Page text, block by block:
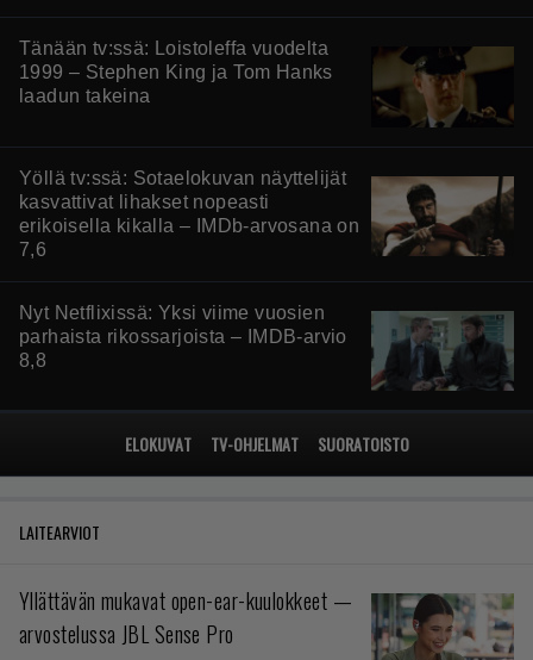
Tänään tv:ssä: Loistoleffa vuodelta
1999 – Stephen King ja Tom Hanks
laadun takeina
Yöllä tv:ssä: Sotaelokuvan näyttelijät
kasvattivat lihakset nopeasti
erikoisella kikalla – IMDb-arvosana on
7,6
Nyt Netflixissä: Yksi viime vuosien
parhaista rikossarjoista – IMDB-arvio
8,8
ELOKUVAT TV-OHJELMAT SUORATOISTO
LAITEARVIOT
Yllättävän mukavat open-ear-kuulokkeet —
arvostelussa JBL Sense Pro